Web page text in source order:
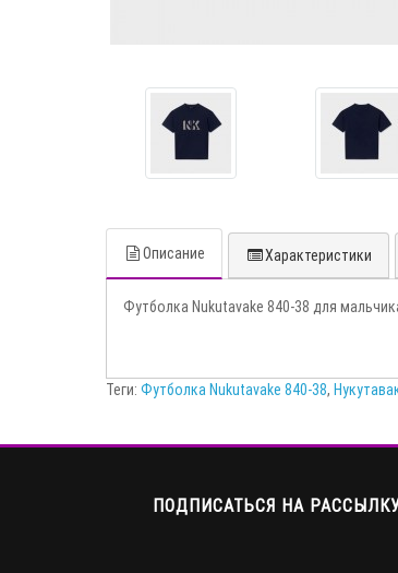
Описание Характеристики
Футболка Nukutavake 840-38 для
Теги: Футболка Nukutavake 840-38,
ПОДПИСАТЬСЯ НА